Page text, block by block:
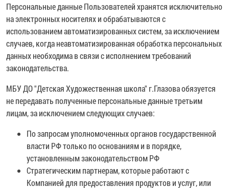
Персональные данные Пользователей хранятся исключительно
на электронных носителях и обрабатываются с
использованием автоматизированных систем, за исключением
случаев, когда неавтоматизированная обработка персональных
данных необходима в связи с исполнением требований
законодательства.
МБУ ДО "Детская Художественная школа" г.Глазова обязуется
не передавать полученные персональные данные третьим
лицам, за исключением следующих случаев:
По запросам уполномоченных органов государственной
власти РФ только по основаниям и в порядке,
установленным законодательством РФ
Стратегическим партнерам, которые работают с
Компанией для предоставления продуктов и услуг, или